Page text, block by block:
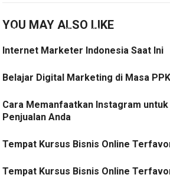
YOU MAY ALSO LIKE
Internet Marketer Indonesia Saat Ini
Belajar Digital Marketing di Masa
Cara Memanfaatkan Instagram
Penjualan Anda
Tempat Kursus Bisnis Online
Tempat Kursus Bisnis Online